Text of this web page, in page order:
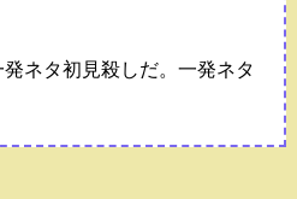
ネタ初見殺しだ。一発ネタ